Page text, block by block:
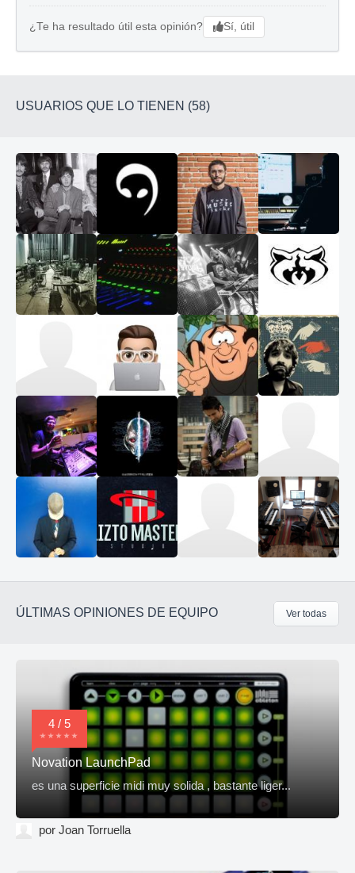
¿Te ha resultado útil esta opinión? Sí, útil
USUARIOS QUE LO TIENEN (58)
ÚLTIMAS OPINIONES DE EQUIPO Ver todas
4 / 5
Novation LaunchPad
es una superficie midi muy solida , bastante liger...
por Joan Torruella